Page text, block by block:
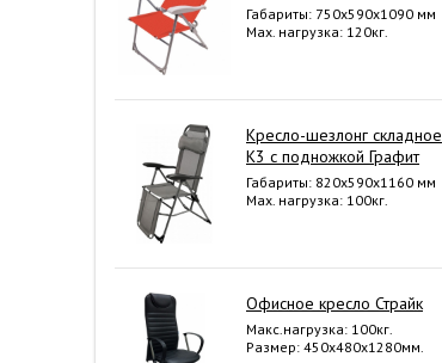
Габариты: 750x590x1090 мм
Мах. нагрузка: 120кг.
Кресло-шезлонг складное
К3 с подножкой Графит
Габариты: 820x590x1160 мм
Мах. нагрузка: 100кг.
Офисное кресло Страйк
Макс.нагрузка: 100кг.
Размер: 450х480х1280мм.